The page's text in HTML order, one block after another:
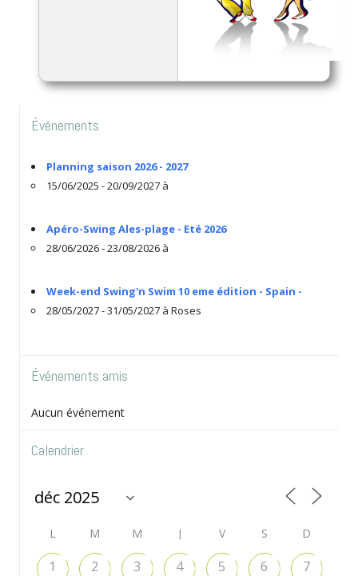
Événements
Planning saison 2026 - 2027
15/06/2025 - 20/09/2027 à
Apéro-Swing Ales-plage - Eté 2026
28/06/2026 - 23/08/2026 à
Week-end Swing'n Swim 10 eme édition - Spain -
28/05/2027 - 31/05/2027 à Roses
Événements amis
Aucun événement
Calendrier
L M M J V S D
1 2 3 4 5 6 7